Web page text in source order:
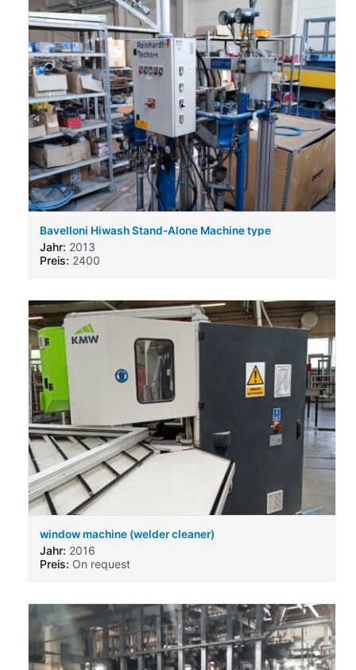
Bavelloni Hiwash Stand-Alone Machine type
Jahr: 2013
Preis: 2400
window machine (welder cleaner)
Jahr: 2016
Preis: On request